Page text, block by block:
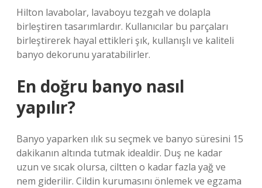
Hilton lavabolar, lavaboyu tezgah ve dolapla
birleştiren tasarımlardır. Kullanıcılar bu parçaları
birleştirerek hayal ettikleri şık, kullanışlı ve kaliteli
banyo dekorunu yaratabilirler.
En doğru banyo nasıl
yapılır?
Banyo yaparken ılık su seçmek ve banyo süresini 15
dakikanın altında tutmak idealdir. Duş ne kadar
uzun ve sıcak olursa, ciltten o kadar fazla yağ ve
nem giderilir. Cildin kurumasını önlemek ve egzama